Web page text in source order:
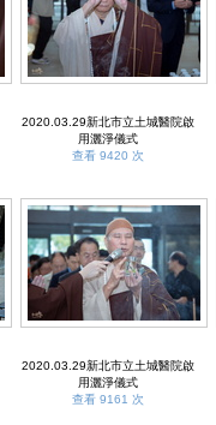
2020.03.29新北市立土城醫院啟
用灑淨儀式
查看 9420 次
2020.03.29新北市立土城醫院啟
用灑淨儀式
查看 9161 次